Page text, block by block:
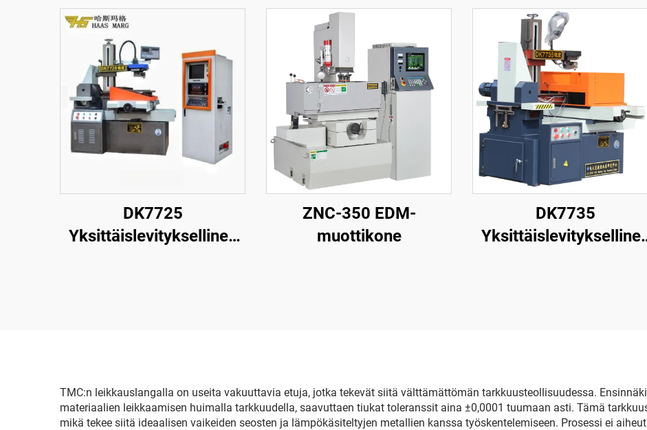
DK7725
Yksittäislevityksellinen
ZNC-350 EDM-
muottikone
DK7735
TMC:n leikkauslangalla on useita vakuuttavia etuja, jotka tekevät siitä välttämättömän tarkkuusteollisuudessa.
materiaalien leikkaamisen huimalla tarkkuudella, saavuttaen tiukat toleranssit aina ±0,0001 tuumaan asti. Tämä
mikä tekee siitä ideaalisen vaikeiden seosten ja lämpökäsiteltyjen metallien kanssa työskentelemiseen. Prosessi ei